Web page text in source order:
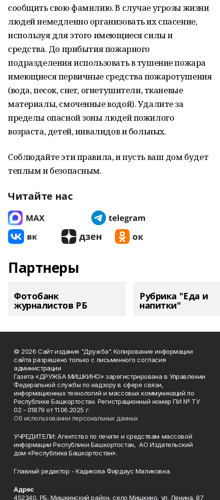
сообщить свою фамилию. В случае угрозы жизни
людей немедленно организовать их спасение,
используя для этого имеющиеся силы и
средства. До прибытия пожарного
подразделения использовать в тушение пожара
имеющиеся первичные средства пожаротушения
(вода, песок, снег, огнетушители, тканевые
материалы, смоченные водой). Удалите за
пределы опасной зоны людей пожилого
возраста, детей, инвалидов и больных.
Соблюдайте эти правила, и пусть ваш дом будет
теплым и безопасным.
Читайте нас
Партнеры
Фотобанк
журналистов РБ
Рубрика "Еда и
напитки"
© 2026 Сайт издания "Дружба". Копирование информации
сайта разрешено только с письменного согласия
администрации
Газета «ДРУЖБА МИШКИНО» зарегистрирована в Управлении
Федеральной службы по надзору в сфере связи,
информационных технологий и массовых коммуникаций по
Республике Башкортостан. Регистрационный номер ПИ № ТУ
02 - 01879 от 11.06.2025 г.
Об использовании персональных данных
УЧРЕДИТЕЛИ: Агентство по печати и средствам массовой
информации Республики Башкортостан, АО Издательский
дом «Республика Башкортостан».
Главный редактор - Кадикова Фирдаус Маликовна.
Адрес
452340, РБ, Мишкинский район, село Мишкино, ул. Ленина, 87